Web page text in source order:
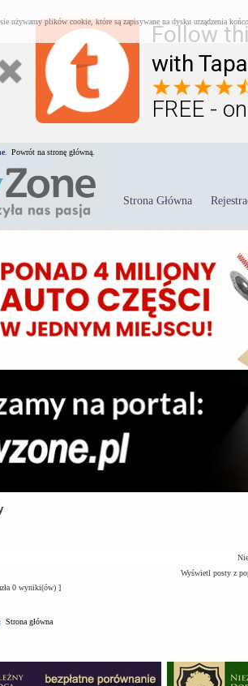
Follow
with
FREE -
używamy plików cookie, które są zapisywane na dysku urządzenia
Powrót na stronę główną.
Strona Główna
Wyświetl posty z
0 wyniki(ów) ]
Strona główna